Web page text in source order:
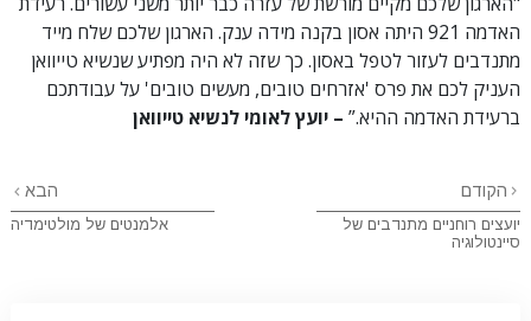
האדמה 921 היתה אסון בקנה מידה ענק. הארגון שלכם שלח מייד
מתנדבים לעזור לטפל באסון. כך שזה לא היה מפתיע שנשיא טייוואן
העניק לכם את פרס 'אזרחים טובים, מעשים טובים' על עבודתכם
ברעידת האדמה ההיא.” – יועץ לאומי לנשיא טייוואן
הקודם
יועצים רוחניים מתנדבים של
סיינטולוגיה
הבא
אלמנטים של מולטימדיה